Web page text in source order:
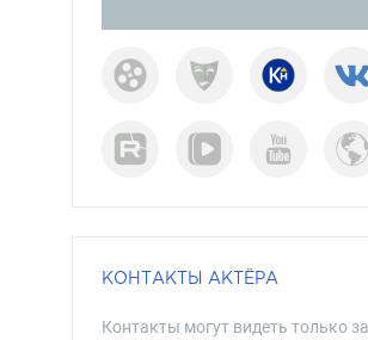
КОНТАКТЫ АКТЁРА
Контакты могут видеть только